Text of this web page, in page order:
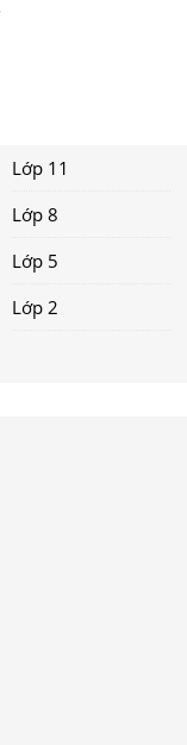
Lớp 11
Lớp 8
Lớp 5
Lớp 2